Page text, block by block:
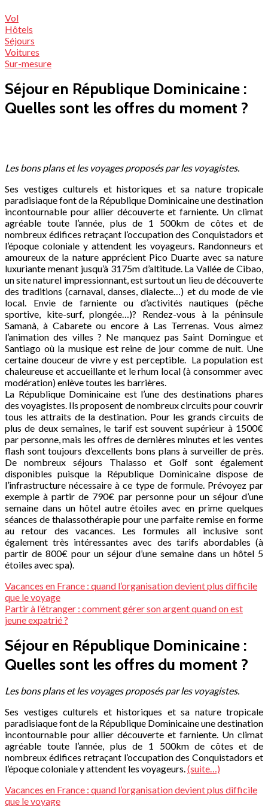
Vol
Hôtels
Séjours
Voitures
Sur-mesure
Séjour en République Dominicaine :
Quelles sont les offres du moment ?
Les bons plans et les voyages proposés par les voyagistes.
Ses vestiges culturels et historiques et sa nature tropicale
paradisiaque font de la République Dominicaine une destination
incontournable pour allier découverte et farniente. Un climat
agréable toute l’année, plus de 1 500km de côtes et de
nombreux édifices retraçant l’occupation des Conquistadors et
l’époque coloniale y attendent les voyageurs. Randonneurs et
amoureux de la nature apprécient Pico Duarte avec sa nature
luxuriante menant jusqu’à 3175m d’altitude. La Vallée de Cibao,
un site naturel impressionnant, est surtout un lieu de découverte
des traditions (carnaval, danses, dialecte…) et du mode de vie
local. Envie de farniente ou d’activités nautiques (pêche
sportive, kite-surf, plongée…)? Rendez-vous à la péninsule
Samanà, à Cabarete ou encore à Las Terrenas. Vous aimez
l’animation des villes ? Ne manquez pas Saint Domingue et
Santiago où la musique est reine de jour comme de nuit. Une
certaine douceur de vivre y est perceptible. La population est
chaleureuse et accueillante et le rhum local (à consommer avec
modération) enlève toutes les barrières.
La République Dominicaine est l’une des destinations phares
des voyagistes. Ils proposent de nombreux circuits pour couvrir
tous les attraits de la destination. Pour les grands circuits de
plus de deux semaines, le tarif est souvent supérieur à 1500€
par personne, mais les offres de dernières minutes et les ventes
flash sont toujours d’excellents bons plans à surveiller de près.
De nombreux séjours Thalasso et Golf sont également
disponibles puisque la République Dominicaine dispose de
l’infrastructure nécessaire à ce type de formule. Prévoyez par
exemple à partir de 790€ par personne pour un séjour d’une
semaine dans un hôtel autre étoiles avec en prime quelques
séances de thalassothérapie pour une parfaite remise en forme
au retour des vacances. Les formules all inclusive sont
également très intéressantes avec des tarifs abordables (à
partir de 800€ pour un séjour d’une semaine dans un hôtel 5
étoiles avec spa).
Vacances en France : quand l’organisation devient plus difficile
que le voyage
Partir à l’étranger : comment gérer son argent quand on est
jeune expatrié ?
Séjour en République Dominicaine :
Quelles sont les offres du moment ?
Les bons plans et les voyages proposés par les voyagistes.
Ses vestiges culturels et historiques et sa nature tropicale
paradisiaque font de la République Dominicaine une destination
incontournable pour allier découverte et farniente. Un climat
agréable toute l’année, plus de 1 500km de côtes et de
nombreux édifices retraçant l’occupation des Conquistadors et
l’époque coloniale y attendent les voyageurs. (suite…)
Vacances en France : quand l’organisation devient plus difficile
que le voyage